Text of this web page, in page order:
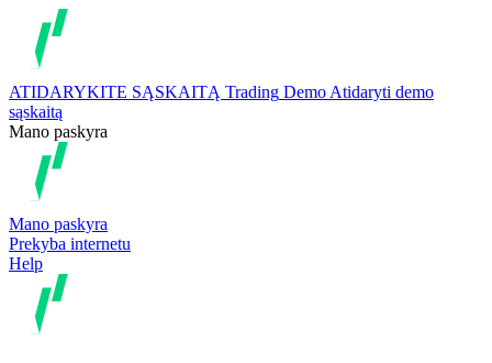
ATIDARYKITE SĄSKAITĄ Trading Demo Atidaryti demo
sąskaitą
Mano paskyra
Mano paskyra
Prekyba internetu
Help